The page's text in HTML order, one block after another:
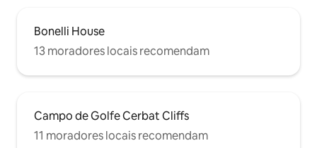
Bonelli House
13 moradores locais recomendam
Campo de Golfe Cerbat Cliffs
11 moradores locais recomendam